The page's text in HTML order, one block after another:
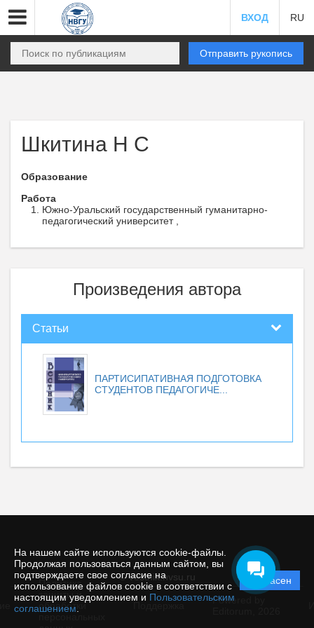
На нашем сайте используются cookie-файлы.
Продолжая пользоваться данным сайтом, вы
подтверждаете свое согласие на
использование файлов cookie в соответствии с
настоящим уведомлением и Пользовательским
соглашением
Согласен
ВХОД RU
Отправить рукопись
Шкитина Н С
Образование
Работа
Южно-Уральский государственный гуманитарно-
педагогический университет ,
Произведения автора
Статьи
ПАРТИСИПАТИВНАЯ ПОДГОТОВКА
СТУДЕНТОВ ПЕДАГОГИЧЕ...
© vestnik.nvsu.ru
Политика
защиты и
обработки
Powered by